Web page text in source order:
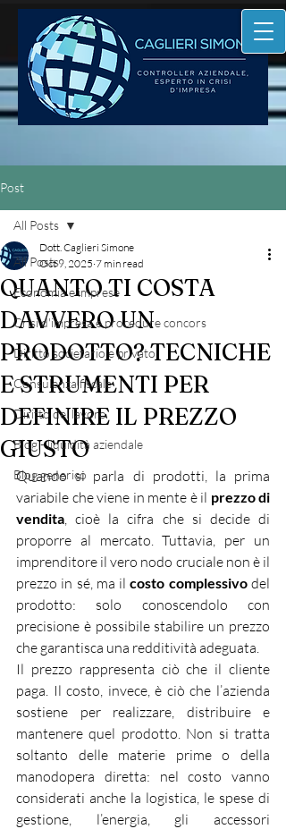
Post
All Posts
Economia e imprese
Crisi d'impresa e procedure concors
Diritto societario e privato
Consulenza fiscale
Diritto del lavoro
Blog - liquidità aziendale
Blog generico
All Posts
QUANTO TI COSTA
DAVVERO UN
PRODOTTO? TECNICHE
E STRUMENTI PER
DEFINIRE IL PREZZO
GIUSTO
Dott. Caglieri Simone
Oct 9, 2025 7 min read
Quando si parla di prodotti, la prima
variabile che viene in mente è il prezzo di
vendita, cioè la cifra che si decide di
proporre al mercato. Tuttavia, per un
imprenditore il vero nodo cruciale non è il
prezzo in sé, ma il costo complessivo del
prodotto: solo conoscendolo con
precisione è possibile stabilire un prezzo
che garantisca una redditività adeguata.
Il prezzo rappresenta ciò che il cliente
paga. Il costo, invece, è ciò che l’azienda
sostiene per realizzare, distribuire e
mantenere quel prodotto. Non si tratta
soltanto delle materie prime o della
manodopera diretta: nel costo vanno
considerati anche la logistica, le spese di
gestione, l’energia, gli accessori